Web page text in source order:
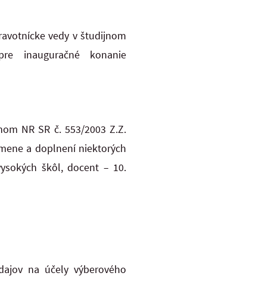
vedy v študijnom
inauguračné konanie
NR SR č. 553/2003 Z.Z.
a doplnení niektorých
škôl, docent – 10.
na účely výberového